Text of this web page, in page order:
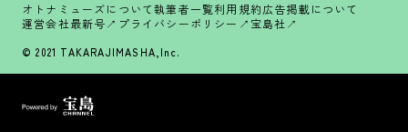
オトナミューズについて執筆者一覧利用規約広告掲載について
運営会社最新号 プライバシーポリシー 宝島社
© 2021 TAKARAJIMASHA,Inc.